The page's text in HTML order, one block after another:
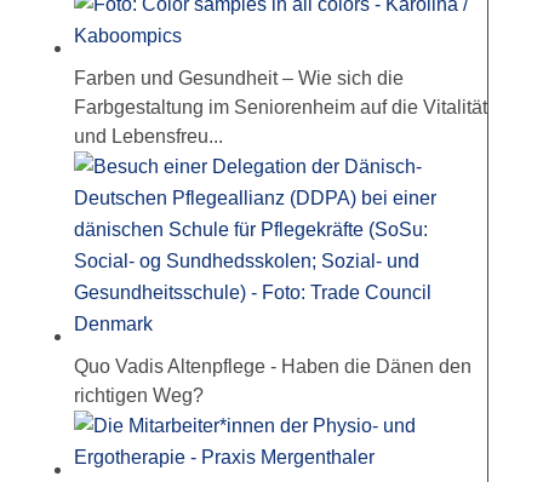
Farben und Gesundheit – Wie sich die
Farbgestaltung im Seniorenheim auf die Vitalität
und Lebensfreu...
Quo Vadis Altenpflege - Haben die Dänen den
richtigen Weg?